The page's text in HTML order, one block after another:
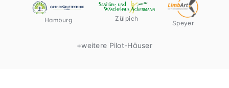
Hamburg Zülpich
Speyer
+weitere Pilot-Häuser